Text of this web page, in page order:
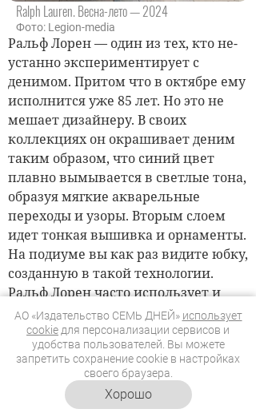
АО «Издательство СЕМЬ ДНЕЙ» использует
cookie для персонализации сервисов и
удобства пользователей. Вы можете
запретить сохранение cookie в настройках
своего браузера.
Хорошо
Ralph Lauren. Весна-лето — 2024
Фото: Legion-media
Ральф Лорен — один из тех, кто не­
устанно экспериментирует с
денимом. Притом что в октябре ему
исполнится уже 85 лет. Но это не
мешает дизайнеру. В своих
коллекциях он окрашивает деним
таким образом, что синий цвет
плавно вымывается в светлые тона,
образуя мягкие акварельные
переходы и узоры. Вторым слоем
идет тонкая вышивка и орнаменты.
На по­диуме вы как раз видите юбку,
созданную в такой технологии.
Ральф Лорен часто использует и
пэчворк, делает вставки,
комбинирует кружево с денимом.
Необычно выглядит и костюм Ольги
Бузовой в технике пэчворк, сшитый
как-будто из лоскутов: пальто, лиф,
джинсы. Такой наряд однозначно